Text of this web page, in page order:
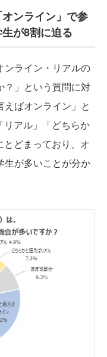
ンライン」で参
が8割に迫る
ライン・リアルの
？」という質問に対
えばオンライン」と
リアル」「どちらか
どまっており、オ
生が多いことが分か